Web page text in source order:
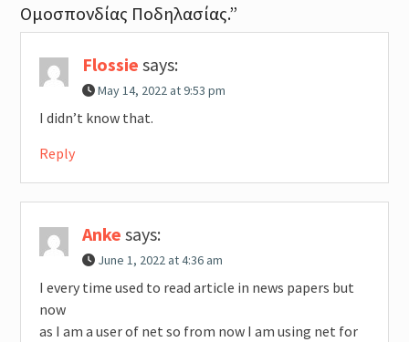
Ομοσπονδίας Ποδηλασίας.”
Flossie says:
May 14, 2022 at 9:53 pm
I didn’t know that.
Reply
Anke says:
June 1, 2022 at 4:36 am
I every time used to read article in news papers but
now
as I am a user of net so from now I am using net for